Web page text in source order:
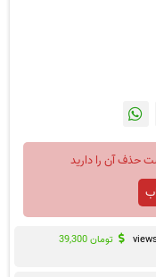
حذف آن را دارید
تومان39,300